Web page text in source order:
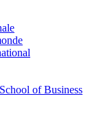
of Business